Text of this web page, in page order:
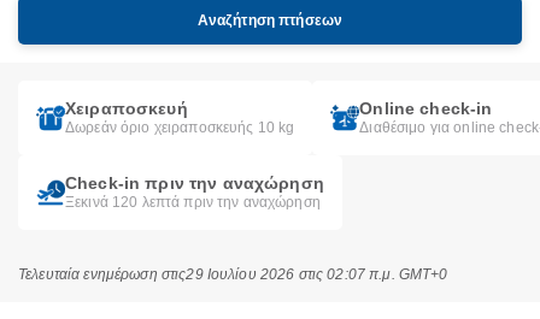
Αναζήτηση πτήσεων
Χειραποσκευή
Δωρεάν όριο χειραποσκευής 10 kg
Online check-in
Διαθέσιμο για online
Check-in πριν την αναχώρηση
Ξεκινά 120 λεπτά πριν την αναχώρηση
Τελευταία ενημέρωση στις29 Ιουλίου 2026 στις 02:07 π.μ. GMT+0